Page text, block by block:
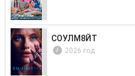
СОУЛМ8ЙТ
2026 год